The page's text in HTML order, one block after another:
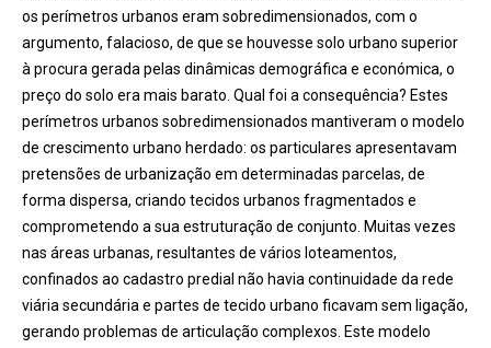
os perímetros urbanos eram sobredimensionados, com o
argumento, falacioso, de que se houvesse solo urbano superior
à procura gerada pelas dinâmicas demográfica e económica, o
preço do solo era mais barato. Qual foi a consequência? Estes
perímetros urbanos sobredimensionados mantiveram o modelo
de crescimento urbano herdado: os particulares apresentavam
pretensões de urbanização em determinadas parcelas, de
forma dispersa, criando tecidos urbanos fragmentados e
comprometendo a sua estruturação de conjunto. Muitas vezes
nas áreas urbanas, resultantes de vários loteamentos,
confinados ao cadastro predial não havia continuidade da rede
viária secundária e partes de tecido urbano ficavam sem ligação,
gerando problemas de articulação complexos. Este modelo